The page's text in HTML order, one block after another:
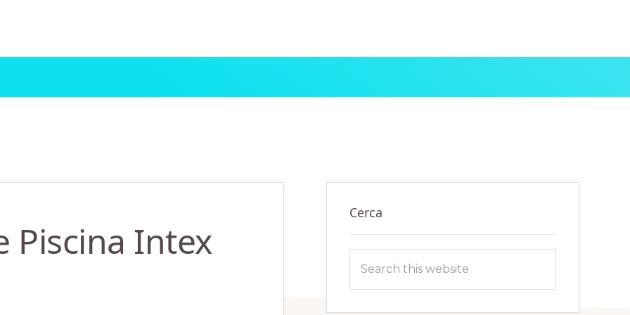
Piscina Intex
Primary
Sidebar
Cerca
this